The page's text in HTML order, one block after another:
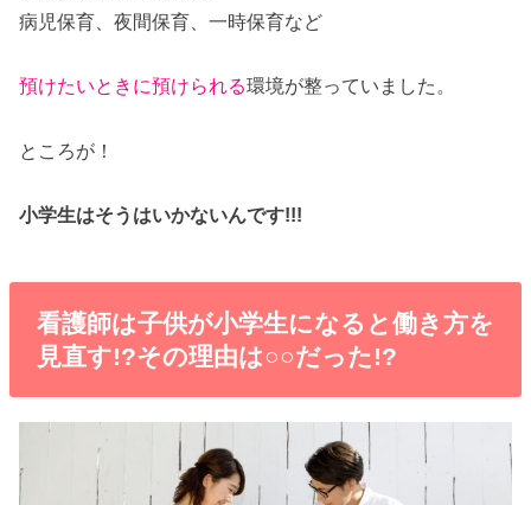
病児保育、夜間保育、一時保育など
預けたいときに預けられる環境が整っていました。
ところが！
小学生はそうはいかないんです!!!
看護師は子供が小学生になると働き方を
見直す!?その理由は○○だった!?